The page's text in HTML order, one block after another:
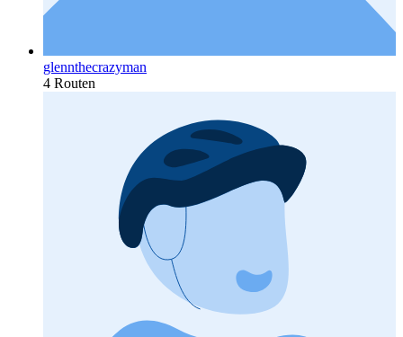
glennthecrazyman
4 Routen